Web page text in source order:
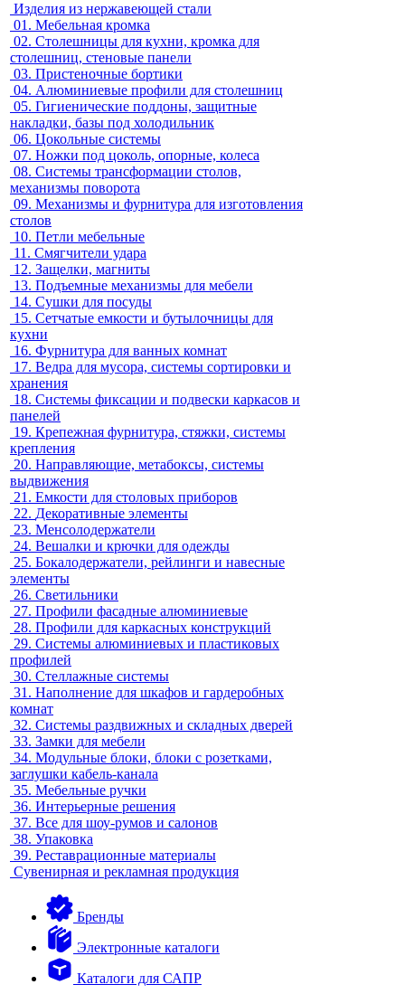
Изделия из нержавеющей стали
01. Мебельная кромка
02. Столешницы для кухни, кромка для
столешниц, стеновые панели
03. Пристеночные бортики
04. Алюминиевые профили для столешниц
05. Гигиенические поддоны, защитные
накладки, базы под холодильник
06. Цокольные системы
07. Ножки под цоколь, опорные, колеса
08. Системы трансформации столов,
механизмы поворота
09. Механизмы и фурнитура для изготовления
столов
10. Петли мебельные
11. Смягчители удара
12. Защелки, магниты
13. Подъемные механизмы для мебели
14. Сушки для посуды
15. Сетчатые емкости и бутылочницы для
кухни
16. Фурнитура для ванных комнат
17. Ведра для мусора, системы сортировки и
хранения
18. Системы фиксации и подвески каркасов и
панелей
19. Крепежная фурнитура, стяжки, системы
крепления
20. Направляющие, метабоксы, системы
выдвижения
21. Емкости для столовых приборов
22. Декоративные элементы
23. Менсолодержатели
24. Вешалки и крючки для одежды
25. Бокалодержатели, рейлинги и навесные
элементы
26. Светильники
27. Профили фасадные алюминиевые
28. Профили для каркасных конструкций
29. Системы алюминиевых и пластиковых
профилей
30. Стеллажные системы
31. Наполнение для шкафов и гардеробных
комнат
32. Системы раздвижных и складных дверей
33. Замки для мебели
34. Модульные блоки, блоки с розетками,
заглушки кабель-канала
35. Мебельные ручки
36. Интерьерные решения
37. Все для шоу-румов и салонов
38. Упаковка
39. Реставрационные материалы
Сувенирная и рекламная продукция
Бренды
Электронные каталоги
Каталоги для САПР